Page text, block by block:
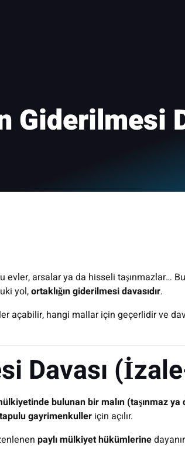
Giderilmesi
evler, arsalar ya da hisseli taşınmazlar…
yol,ortaklığın giderilmesi davasıdır.
açabilir, hangi mallar için geçerlidir ve
Davası
bulunan bir malın (taşınmaz ya
gayrimenkuller için açılır.
paylı mülkiyet hükümlerine